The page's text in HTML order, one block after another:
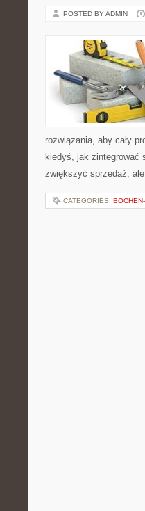
POSTED BY ADMIN
rozwiązania, aby cały
kiedyś, jak zintegrować
zwiększyć sprzedaż,
CATEGORIES: